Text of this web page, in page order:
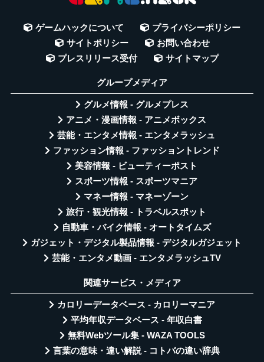
ゲームハックについて
プライバシーポリシー
サイトポリシー
お問い合わせ
プレスリリース受付
サイトマップ
グループメディア
グルメ情報 - グルメプレス
アニメ・漫画情報 - アニメボックス
芸能・エンタメ情報 - エンタメラッシュ
ファッション情報 - ファッショントレンド
美容情報 - ビューティーポスト
スポーツ情報 - スポーツマニア
マネー情報 - マネーゾーン
旅行・観光情報 - トラベルスポット
自動車・バイク情報 - オートタイムズ
ガジェット・デジタル製品情報 - デジタルガジェット
芸能・エンタメ動画 - エンタメラッシュTV
関連サービス・メディア
カロリーデータベース - カロリーマニア
平均年収データベース - 年収白書
無料Webツール集 - WAZA TOOLS
言葉の意味・違い解説 - コトバの違い辞典